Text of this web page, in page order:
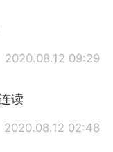
2020.08.12 09:29
读
2020.08.12 02:48